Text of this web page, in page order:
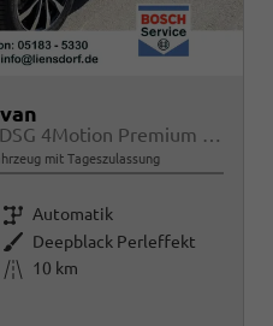
mit Tageszulassung
Getriebe Automatik
Außenfarbe Deepblack Perleffekt
Kilometerstand
10 km